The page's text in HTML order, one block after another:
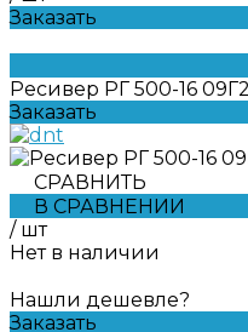
Заказать
Ресивер РГ 500-16
Заказать
СРАВНИТЬ
В СРАВНЕНИИ
/ шт
Нет в наличии
Нашли дешевле?
Заказать